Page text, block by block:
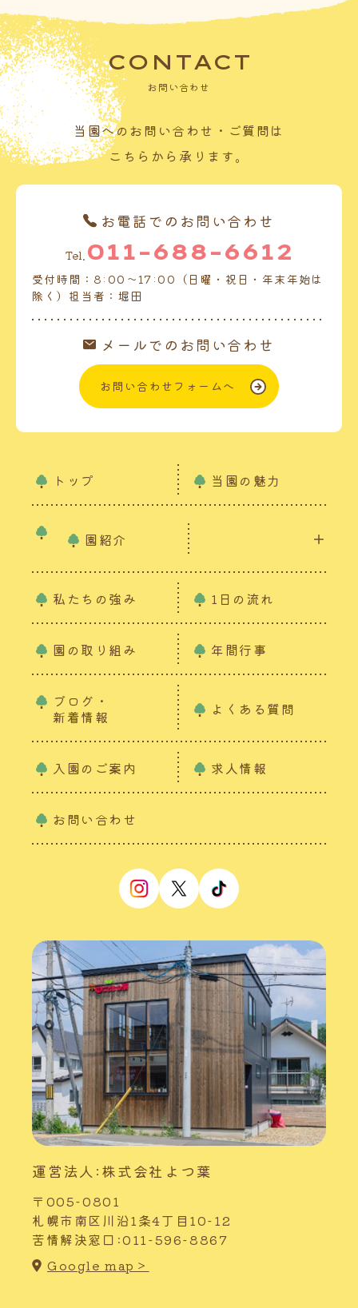
CONTACT
お問い合わせ
当園へのお問い合わせ・ご質問は
こちらから承ります。
お電話でのお問い合わせ
Tel. 011-688-6612
受付時間：8:00～17:00（日曜・祝日・年末年始は
除く）担当者：堀田
メールでのお問い合わせ
お問い合わせフォームへ
トップ 当園の魅力
園紹介
私たちの強み 1日の流れ
園の取り組み 年間行事
ブログ・
新着情報
よくある質問
入園のご案内 求人情報
お問い合わせ
運営法人:株式会社よつ葉
〒005-0801
札幌市南区川沿1条4丁目10-12
苦情解決窓口:011-596-8867
Google map＞